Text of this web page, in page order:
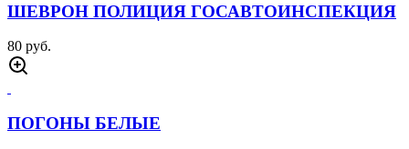
ШЕВРОН ПОЛИЦИЯ ГОСАВТОИНСПЕКЦИЯ
80 руб.
ПОГОНЫ БЕЛЫЕ